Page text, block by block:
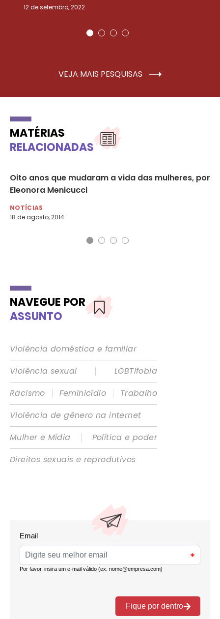
12 de setembro, 2022
VEJA MAIS PESQUISAS
MATÉRIAS
RELACIONADAS
Oito anos que mudaram a vida das mulheres, por
Eleonora Menicucci
NOTÍCIAS
18 de agosto, 2014
NAVEGUE POR
ASSUNTO
Violência doméstica e familiar
Violência sexual
|
LGBTIfobia
Racismo
| Feminicídio |
Trabalho
Violência de gênero na internet
Mulher e Mídia
|
Política e poder
Direitos sexuais e reprodutivos